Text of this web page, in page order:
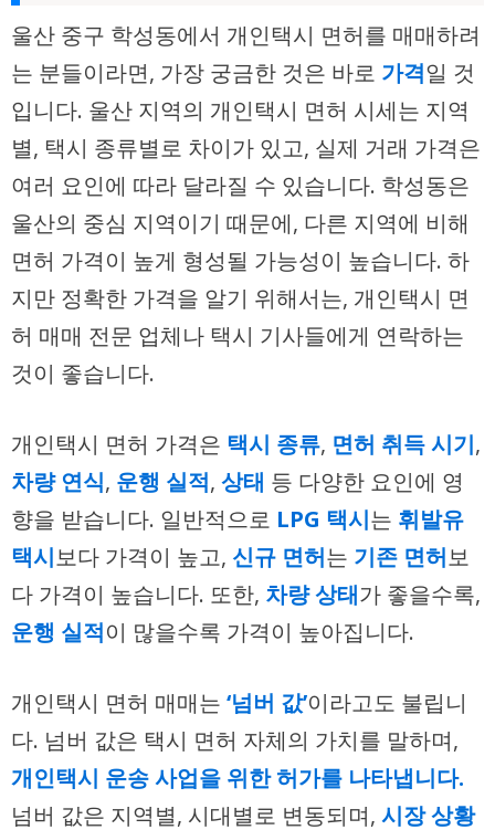
울산 중구 학성동에서 개인택시 면허를 매매하려
는 분들이라면, 가장 궁금한 것은 바로 가격일 것
입니다. 울산 지역의 개인택시 면허 시세는 지역
별, 택시 종류별로 차이가 있고, 실제 거래 가격은
여러 요인에 따라 달라질 수 있습니다. 학성동은
울산의 중심 지역이기 때문에, 다른 지역에 비해
면허 가격이 높게 형성될 가능성이 높습니다. 하
지만 정확한 가격을 알기 위해서는, 개인택시 면
허 매매 전문 업체나 택시 기사들에게 연락하는
것이 좋습니다.
개인택시 면허 가격은 택시 종류, 면허 취득 시기,
차량 연식, 운행 실적, 상태 등 다양한 요인에 영
향을 받습니다. 일반적으로 LPG 택시는 휘발유
택시보다 가격이 높고, 신규 면허는 기존 면허보
다 가격이 높습니다. 또한, 차량 상태가 좋을수록,
운행 실적이 많을수록 가격이 높아집니다.
개인택시 면허 매매는 ‘넘버 값’이라고도 불립니
다. 넘버 값은 택시 면허 자체의 가치를 말하며,
개인택시 운송 사업을 위한 허가를 나타냅니다.
넘버 값은 지역별, 시대별로 변동되며, 시장 상황